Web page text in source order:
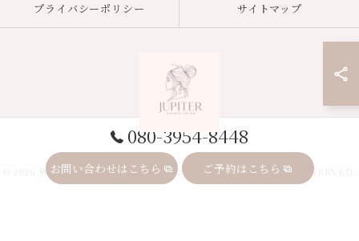
080-3954-8448
お問い合わせはこちら ご予約はこちら
プライバシーポリシー サイトマップ
© 2026 熊本県熊本市のエクステ専門店ならJupiter ALL RIGHTS RESERVED.